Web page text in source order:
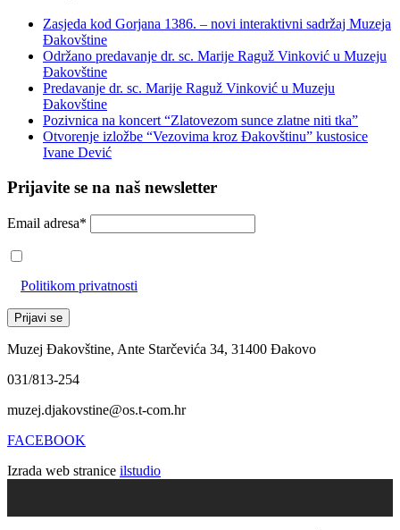
Zasjeda kod Gorjana 1386. – novi interaktivni sadržaj Muzeja
Đakovštine
Održano predavanje dr. sc. Marije Raguž Vinković u Muzeju
Đakovštine
Predavanje dr. sc. Marije Raguž Vinković u Muzeju
Đakovštine
Pozivnica na koncert “Zlatovezom sunce zlatne niti tka”
Otvorenje izložbe “Vezovima kroz Đakovštinu” kustosice
Ivane Dević
Prijavite se na naš newsletter
Email adresa*
Politikom privatnosti
Muzej Đakovštine, Ante Starčevića 34, 31400 Đakovo
031/813-254
muzej.djakovstine@os.t-com.hr
FACEBOOK
Izrada web stranice ilstudio